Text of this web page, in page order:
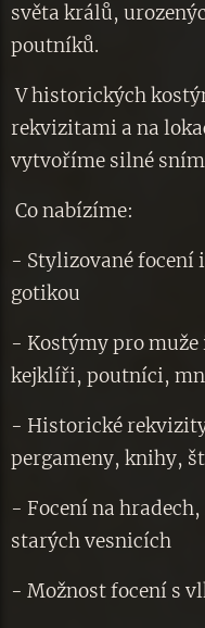
světa králů,
poutníků.
V historických
rekvizitami a na
vytvoříme silné
Co nabízíme:
- Stylizované focení
gotikou
- Kostýmy pro
kejklíři, poutníci,
- Historické
pergameny, knihy,
- Focení na
starých vesnicích
- Možnost focení s